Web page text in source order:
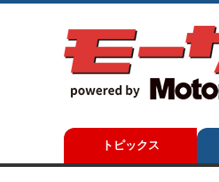
トピックス